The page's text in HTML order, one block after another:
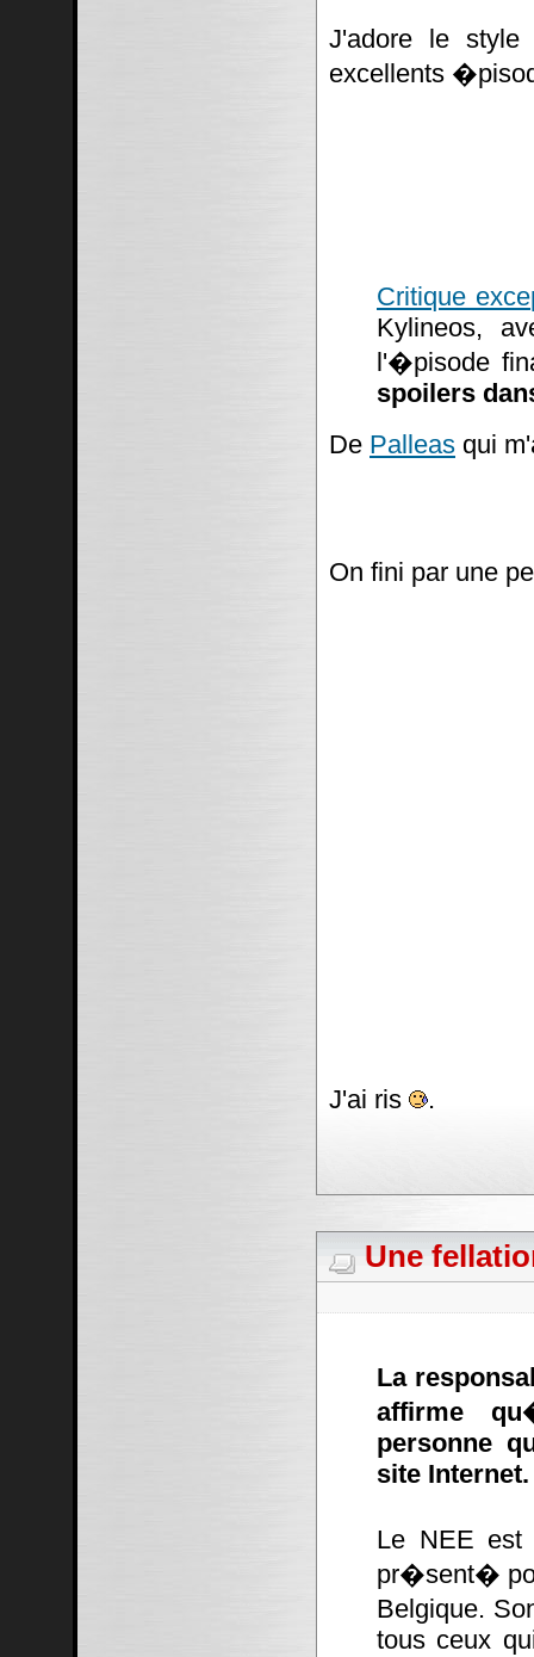
J'adore le
excellents
Critique
Kylineos,
l'�pisode
spoilers
De Palleas qui
On fini par une
J'ai ris .
Une
La
affirme
personne
site Internet.
Le NEE est
pr�sent�
Belgique.
tous ceux